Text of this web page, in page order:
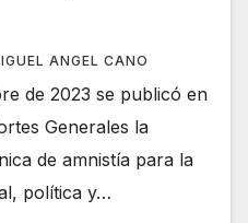
ANGEL CANO
de 2023 se publicó en
Generales la
de amnistía para la
política y…